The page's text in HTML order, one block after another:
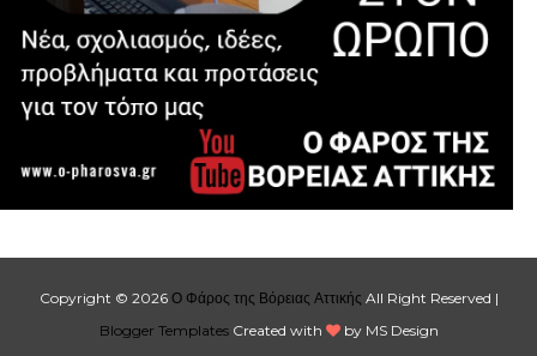
Copyright © 2026 Ο Φάρος της Βόρειας Αττικής All Right Reserved |
Blogger TemplatesCreated with by MS Design